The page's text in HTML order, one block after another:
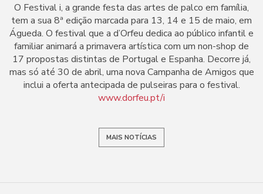
O Festival i, a grande festa das artes de palco em família,
tem a sua 8ª edição marcada para 13, 14 e 15 de maio, em
Águeda. O festival que a d’Orfeu dedica ao público infantil e
familiar animará a primavera artística com um non-shop de
17 propostas distintas de Portugal e Espanha. Decorre já,
mas só até 30 de abril, uma nova Campanha de Amigos que
inclui a oferta antecipada de pulseiras para o festival.
www.dorfeu.pt/i
MAIS NOTÍCIAS